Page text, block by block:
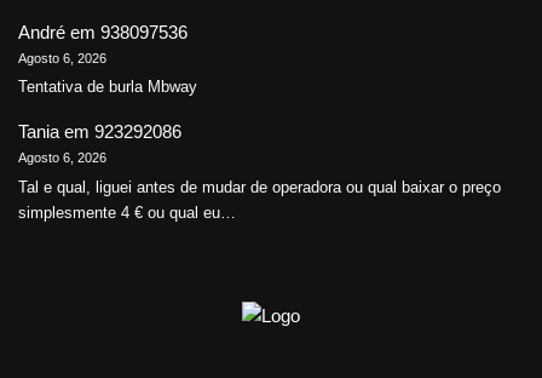
André em 938097536
Agosto 6, 2026
Tentativa de burla Mbway
Tania em 923292086
Agosto 6, 2026
Tal e qual, liguei antes de mudar de operadora ou qual baixar o preço
simplesmente 4 € ou qual eu…